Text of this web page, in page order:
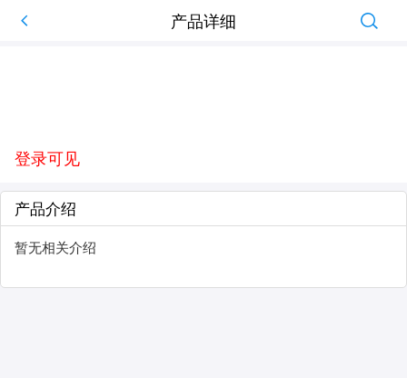
产品详细
登录可见
产品介绍
暂无相关介绍